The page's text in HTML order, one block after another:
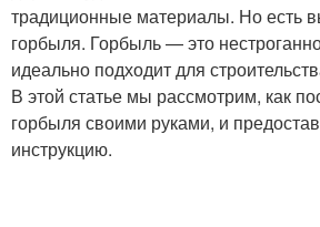
Дешевый материал
традиционные материалы. Но есть
горбыля. Горбыль — это
идеально подходит для
В этой статье мы рассмотрим, как
горбыля своими руками, и
инструкцию.